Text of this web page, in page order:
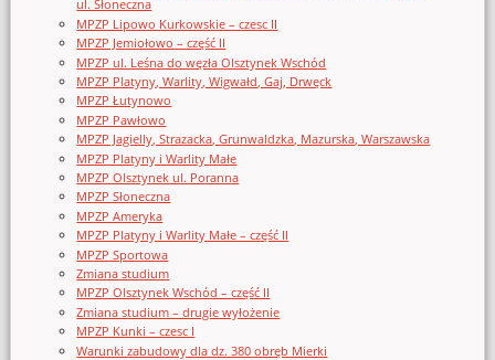
ul. Słoneczna
MPZP Lipowo Kurkowskie – czesc II
MPZP Jemiołowo – część II
MPZP ul. Leśna do węzła Olsztynek Wschód
MPZP Platyny, Warlity, Wigwałd, Gaj, Drwęck
MPZP Łutynowo
MPZP Pawłowo
MPZP Jagielly, Strazacka, Grunwaldzka, Mazurska, Warszawska
MPZP Platyny i Warlity Małe
MPZP Olsztynek ul. Poranna
MPZP Słoneczna
MPZP Ameryka
MPZP Platyny i Warlity Małe – część II
MPZP Sportowa
Zmiana studium
MPZP Olsztynek Wschód – część II
Zmiana studium – drugie wyłożenie
MPZP Kunki – czesc I
Warunki zabudowy dla dz. 380 obręb Mierki